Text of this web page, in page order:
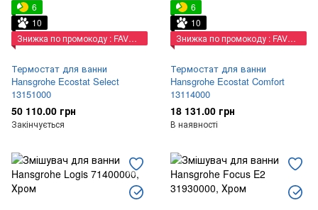
6
10
Знижка по промокоду : FAVORIT
Термостат для ванни
Hansgrohe Ecostat Select
13151000
50 110.00 грн
Закінчується
6
10
Знижка по промокоду : FAVORIT
Термостат для ванни
Hansgrohe Ecostat Comfort
13114000
18 131.00 грн
В наявності